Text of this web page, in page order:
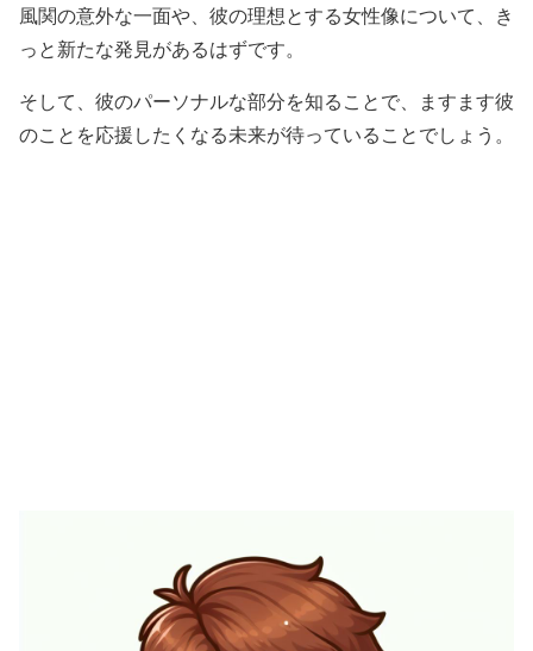
風関の意外な一面や、彼の理想とする女性像について、き
っと新たな発見があるはずです。
そして、彼のパーソナルな部分を知ることで、ますます彼
のことを応援したくなる未来が待っていることでしょう。